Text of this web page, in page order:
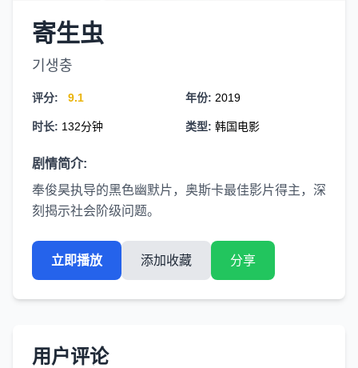
寄生虫
기생충
评分: 9.1 年份: 2019
时长: 132分钟 类型: 韩国电影
剧情简介:
奉俊昊执导的黑色幽默片，奥斯卡最佳影片得主，深
刻揭示社会阶级问题。
立即播放 添加收藏 分享
用户评论